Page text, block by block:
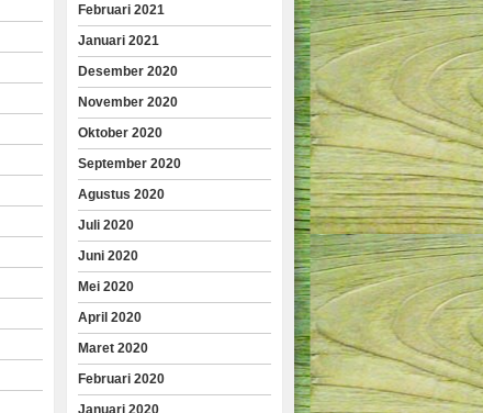
Februari 2021
Januari 2021
Desember 2020
November 2020
Oktober 2020
September 2020
Agustus 2020
Juli 2020
Juni 2020
Mei 2020
April 2020
Maret 2020
Februari 2020